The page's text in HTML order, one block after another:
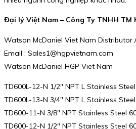
Đại lý Việt Nam – Công Ty TNHH TM
Watson McDaniel Viet Nam Distributor
Email : Sales1@hgpvietnam.com
Watson McDaniel HGP Viet Nam
TD600L-12-N 1/2″ NPT L Stainless
TD600L-13-N 3/4″ NPT L Stainless
TD600-11-N 3/8″ NPT Stainless Steel
TD600-12-N 1/2″ NPT Stainless Steel